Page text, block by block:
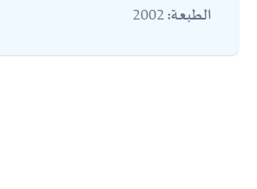
الطبعة: